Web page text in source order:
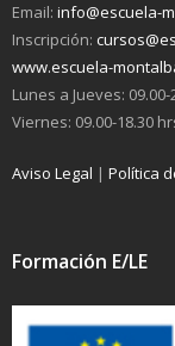
Email: info@escuela-
Inscripción:
www.escuela-
Lunes a Jueves: 09.00-
Viernes: 09.00-18.30
Aviso Legal | Política
Formación E/LE